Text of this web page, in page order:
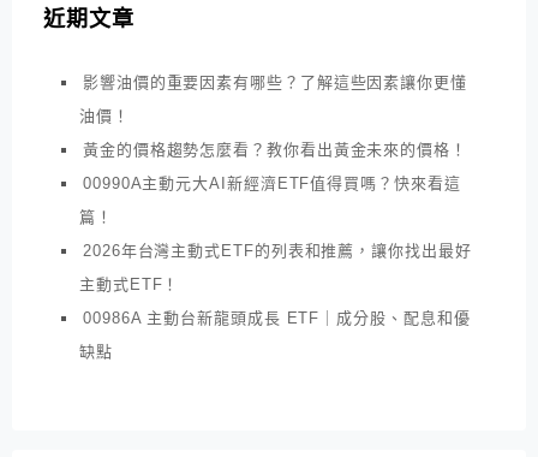
近期文章
影響油價的重要因素有哪些？了解這些因素讓你更懂
油價！
黃金的價格趨勢怎麼看？教你看出黃金未來的價格！
00990A主動元大AI新經濟ETF值得買嗎？快來看這
篇！
2026年台灣主動式ETF的列表和推薦，讓你找出最好
主動式ETF！
00986A 主動台新龍頭成長 ETF｜成分股、配息和優
缺點